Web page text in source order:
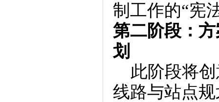
制工作的“宪
第二阶段：
划
此阶段将创
线路与站点